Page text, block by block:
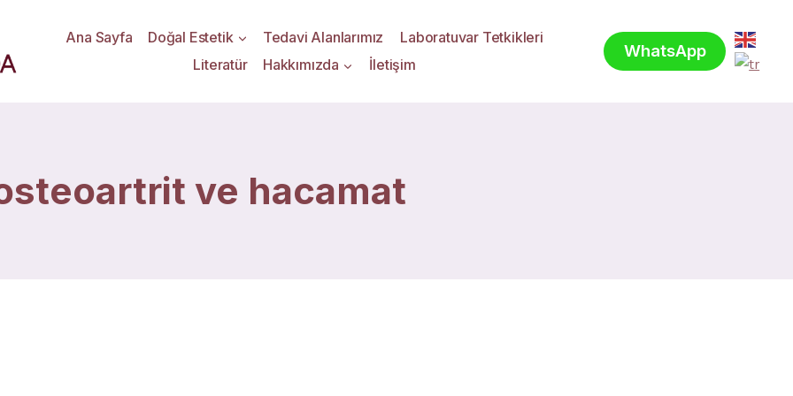
Ana Sayfa Doğal Estetik Tedavi Alanlarımız
Laboratuvar Tetkikleri
Literatür
Hakkımızda İletişim
WhatsApp
ve hacamat